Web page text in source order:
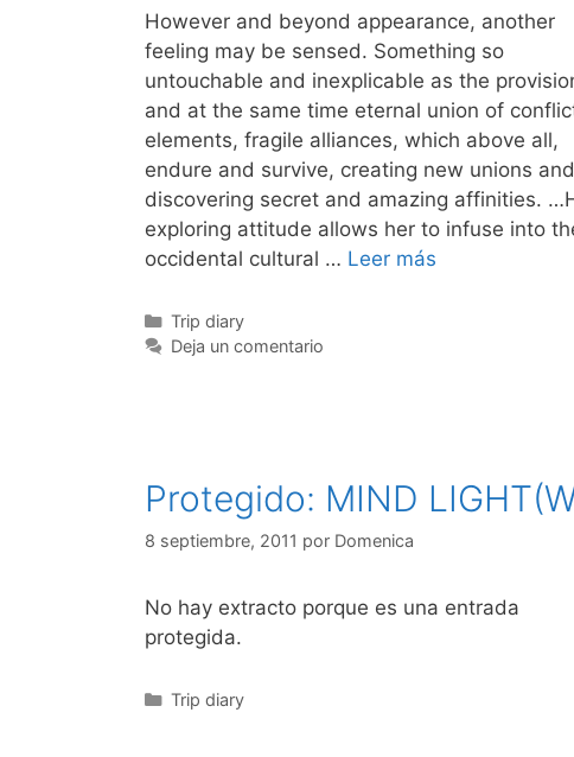
However and beyond appearance, another
feeling may be sensed. Something so
untouchable and inexplicable as the
and at the same time eternal union of
elements, fragile alliances, which above all,
endure and survive, creating new unions and
discovering secret and amazing affinities.
exploring attitude allows her to infuse into
occidental cultural … Leer más
Categorías
Trip diary
Deja un comentario
Protegido: MIND
8 septiembre, 2011 por Domenica
No hay extracto porque es una entrada
protegida.
Categorías
Trip diary